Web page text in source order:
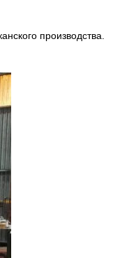
производства.